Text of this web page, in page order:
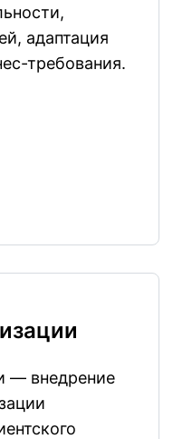
адаптация
требования.
— внедрение